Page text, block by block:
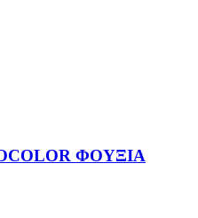
ΦΟΥΞΙΑ